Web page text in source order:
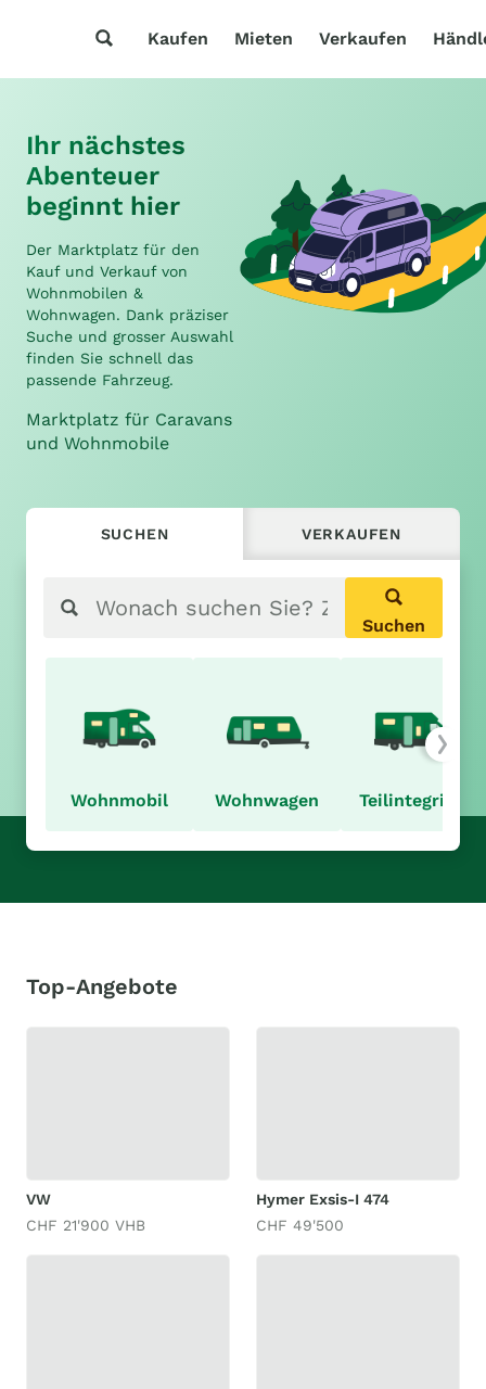
Kaufen Mieten Verkaufen
Ihr nächstes
Abenteuer
beginnt hier
Der Marktplatz für den
Kauf und Verkauf von
Wohnmobilen &
Wohnwagen. Dank präziser
Suche und grosser Auswahl
finden Sie schnell das
passende Fahrzeug.
Marktplatz für Caravans
und Wohnmobile
SUCHEN VERKAUFEN
Suchen
Wohnmobil Wohnwagen Teilintegriert
Top-Angebote
VW
CHF 21'900 VHB
Hymer Exsis-I 474
CHF 49'500